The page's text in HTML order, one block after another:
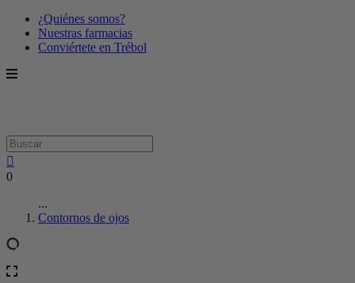
¿Quiénes somos?
Nuestras farmacias
Conviértete en Trébol
0
...
Contornos de ojos